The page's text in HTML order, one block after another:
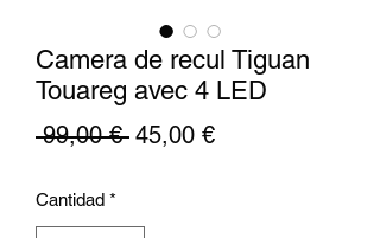
Camera de recul Tiguan
Touareg avec 4 LED
99,00 € Precio
45,00 €Precio
Cantidad *